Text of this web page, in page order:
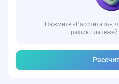
Нажмите «Рассчитать»,
график